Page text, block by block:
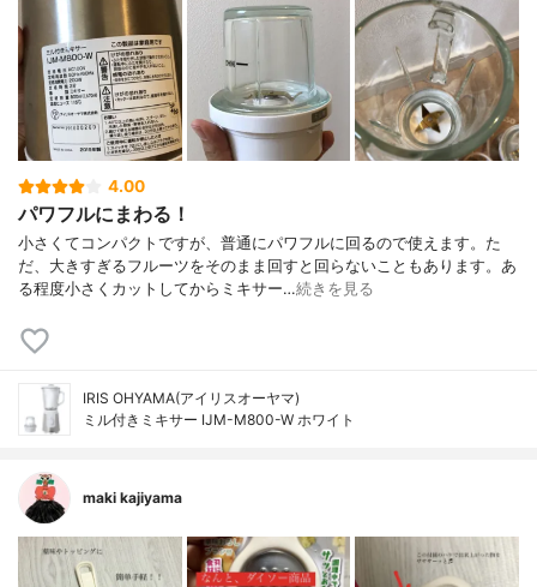
4.00
パワフルにまわる！
小さくてコンパクトですが、普通にパワフルに回るので使えます。た
だ、大きすぎるフルーツをそのまま回すと回らないこともあります。あ
る程度小さくカットしてからミキサー…続きを見る
IRIS OHYAMA(アイリスオーヤマ)
ミル付きミキサー IJM-M800-W ホワイト
maki kajiyama